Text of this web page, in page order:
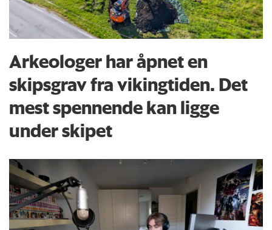
Arkeologer har åpnet en
skipsgrav fra vikingtiden. Det
mest spennende kan ligge
under skipet